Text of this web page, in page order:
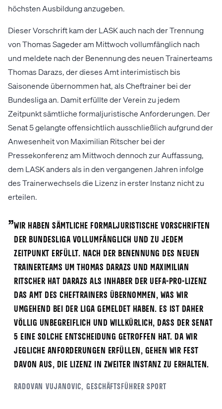
höchsten Ausbildung anzugeben.
Dieser Vorschrift kam der LASK auch nach der Trennung
von Thomas Sageder am Mittwoch vollumfänglich nach
und meldete nach der Benennung des neuen Trainerteams
Thomas Darazs, der dieses Amt interimistisch bis
Saisonende übernommen hat, als Cheftrainer bei der
Bundesliga an. Damit erfüllte der Verein zu jedem
Zeitpunkt sämtliche formaljuristische Anforderungen. Der
Senat 5 gelangte offensichtlich ausschließlich aufgrund der
Anwesenheit von Maximilian Ritscher bei der
Pressekonferenz am Mittwoch dennoch zur Auffassung,
dem LASK anders als in den vergangenen Jahren infolge
des Trainerwechsels die Lizenz in erster Instanz nicht zu
erteilen.
„
Wir haben sämtliche formaljuristische Vorschriften
der Bundesliga vollumfänglich und zu jedem
Zeitpunkt erfüllt. Nach der Benennung des neuen
Trainerteams um Thomas Darazs und Maximilian
Ritscher hat Darazs als Inhaber der UEFA-Pro-Lizenz
das Amt des Cheftrainers übernommen, was wir
umgehend bei der Liga gemeldet haben. Es ist daher
völlig unbegreiflich und willkürlich, dass der Senat
5 eine solche Entscheidung getroffen hat. Da wir
jegliche Anforderungen erfüllen, gehen wir fest
davon aus, die Lizenz in zweiter Instanz zu erhalten.
Radovan Vujanovic, Geschäftsführer Sport